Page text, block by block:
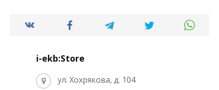
i-ekb:Store
ул. Хохрякова, д. 104